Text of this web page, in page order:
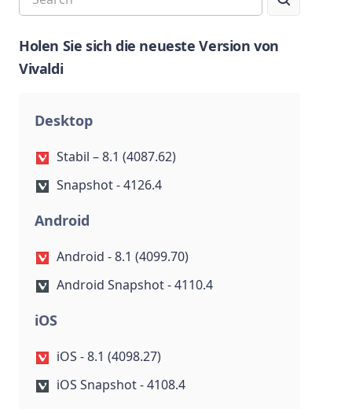
Holen Sie sich die neueste Version von
Vivaldi
Desktop
Stabil – 8.1 (4087.62)
Snapshot - 4126.4
Android
Android - 8.1 (4099.70)
Android Snapshot - 4110.4
iOS
iOS - 8.1 (4098.27)
iOS Snapshot - 4108.4